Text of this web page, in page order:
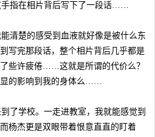
指在相片背后写下了一段话……
清楚的感受到血液就好像是被什么东
写完那段话，整个相片背后几乎都是
些许疲倦……这就是所谓的代价么？
显的影响到我的身体么……
了学校。一走进教室，我就能感觉到
杨杰更是双眼带着恨意直直的盯着